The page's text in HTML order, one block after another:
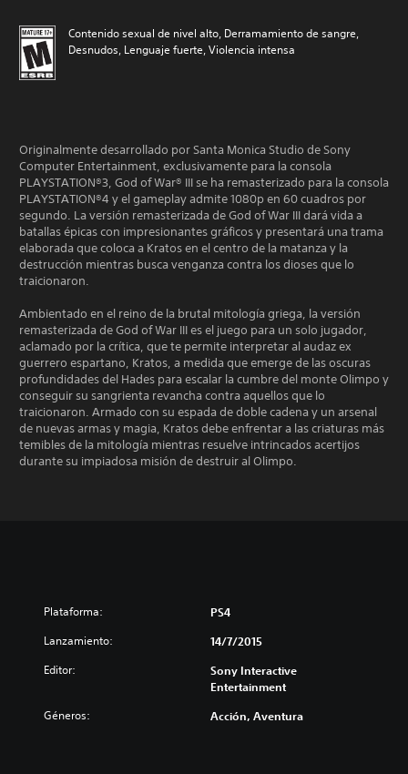
Contenido sexual de nivel alto, Derramamiento de sangre,
Desnudos, Lenguaje fuerte, Violencia intensa
Originalmente desarrollado por Santa Monica Studio de Sony
Computer Entertainment, exclusivamente para la consola
PLAYSTATION®3, God of War® III se ha remasterizado para la consola
PLAYSTATION®4 y el gameplay admite 1080p en 60 cuadros por
segundo. La versión remasterizada de God of War III dará vida a
batallas épicas con impresionantes gráficos y presentará una trama
elaborada que coloca a Kratos en el centro de la matanza y la
destrucción mientras busca venganza contra los dioses que lo
traicionaron.
Ambientado en el reino de la brutal mitología griega, la versión
remasterizada de God of War III es el juego para un solo jugador,
aclamado por la crítica, que te permite interpretar al audaz ex
guerrero espartano, Kratos, a medida que emerge de las oscuras
profundidades del Hades para escalar la cumbre del monte Olimpo y
conseguir su sangrienta revancha contra aquellos que lo
traicionaron. Armado con su espada de doble cadena y un arsenal
de nuevas armas y magia, Kratos debe enfrentar a las criaturas más
temibles de la mitología mientras resuelve intrincados acertijos
durante su impiadosa misión de destruir al Olimpo.
Plataforma: PS4
Lanzamiento: 14/7/2015
Editor:
Sony Interactive
Entertainment
Géneros: Acción, Aventura